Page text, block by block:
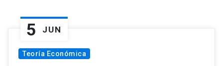
5 JUN
Teoría Económica